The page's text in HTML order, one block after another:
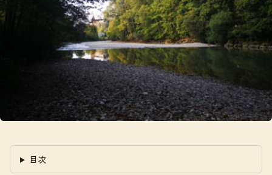
目次